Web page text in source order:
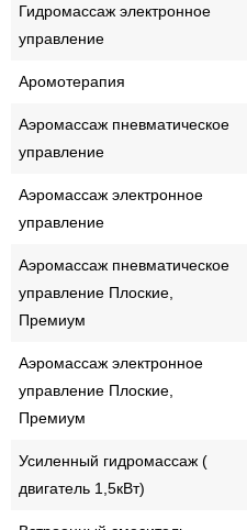
Гидромассаж электронное
управление
Аромотерапия
Аэромассаж пневматическое
управление
Аэромассаж электронное
управление
Аэромассаж пневматическое
управление Плоские,
Премиум
Аэромассаж электронное
управление Плоские,
Премиум
Усиленный гидромассаж (
двигатель 1,5кВт)